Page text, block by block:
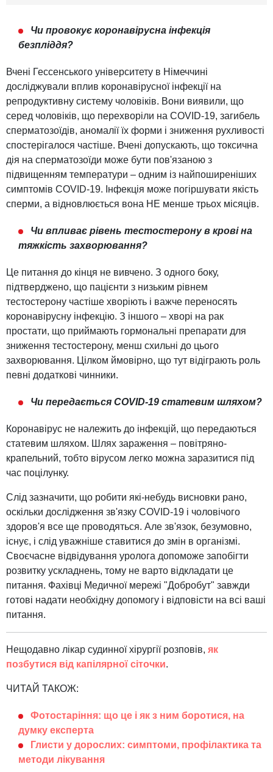
Чи провокує коронавірусна інфекція
безпліддя?
Вчені Гессенського університету в Німеччині
досліджували вплив коронавірусної інфекції на
репродуктивну систему чоловіків. Вони виявили, що
серед чоловіків, що перехворіли на COVID-19, загибель
сперматозоїдів, аномалії їх форми і зниження рухливості
спостерігалося частіше. Вчені допускають, що токсична
дія на сперматозоїди може бути пов'язаною з
підвищенням температури – одним із найпоширеніших
симптомів COVID-19. Інфекція може погіршувати якість
сперми, а відновлюється вона НЕ менше трьох місяців.
Чи впливає рівень тестостерону в крові на
тяжкість захворювання?
Це питання до кінця не вивчено. З одного боку,
підтверджено, що пацієнти з низьким рівнем
тестостерону частіше хворіють і важче переносять
коронавірусну інфекцію. З іншого – хворі на рак
простати, що приймають гормональні препарати для
зниження тестостерону, менш схильні до цього
захворювання. Цілком ймовірно, що тут відіграють роль
певні додаткові чинники.
Чи передається COVID-19 статевим шляхом?
Коронавірус не належить до інфекцій, що передаються
статевим шляхом. Шлях зараження – повітряно-
крапельний, тобто вірусом легко можна заразитися під
час поцілунку.
Слід зазначити, що робити які-небудь висновки рано,
оскільки дослідження зв'язку COVID-19 і чоловічого
здоров'я все ще проводяться. Але зв'язок, безумовно,
існує, і слід уважніше ставитися до змін в організмі.
Своєчасне відвідування уролога допоможе запобігти
розвитку ускладнень, тому не варто відкладати це
питання. Фахівці Медичної мережі "Добробут" завжди
готові надати необхідну допомогу і відповісти на всі ваші
питання.
Нещодавно лікар судинної хірургії розповів, як
позбутися від капілярної сіточки.
ЧИТАЙ ТАКОЖ:
Фотостаріння: що це і як з ним боротися, на
думку експерта
Глисти у дорослих: симптоми, профілактика та
методи лікування